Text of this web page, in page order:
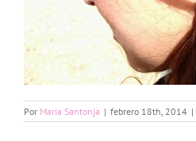
Por Maria Santonja | febrero 18th, 2014 |